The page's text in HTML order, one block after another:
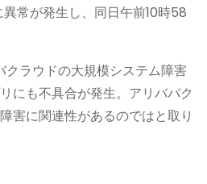
常が発生し、同日午前10時58
クラウドの大規模システム障害
にも不具合が発生。アリババク
害に関連性があるのではと取り